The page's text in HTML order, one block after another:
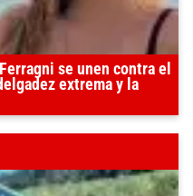
se unen contra el
extrema y la